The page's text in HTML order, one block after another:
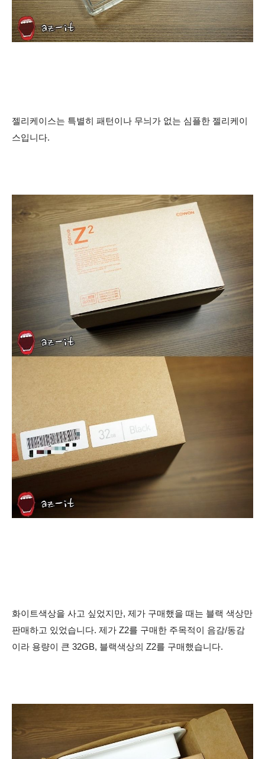
젤리케이스는 특별히 패턴이나 무늬가 없는 심플한 젤리케이
스입니다.
화이트색상을 사고 싶었지만, 제가 구매했을 때는 블랙 색상만
판매하고 있었습니다. 제가 Z2를 구매한 주목적이 음감/동감
이라 용량이 큰 32GB, 블랙색상의 Z2를 구매했습니다.